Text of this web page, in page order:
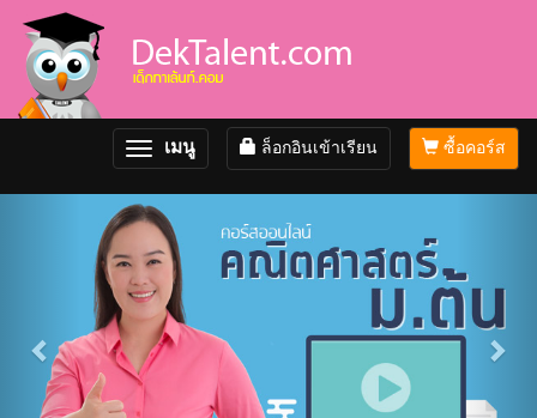
ซื้อคอร์ส
ล็อกอินเข้าเรียน
Toggle
navigation
เมนู
Previous